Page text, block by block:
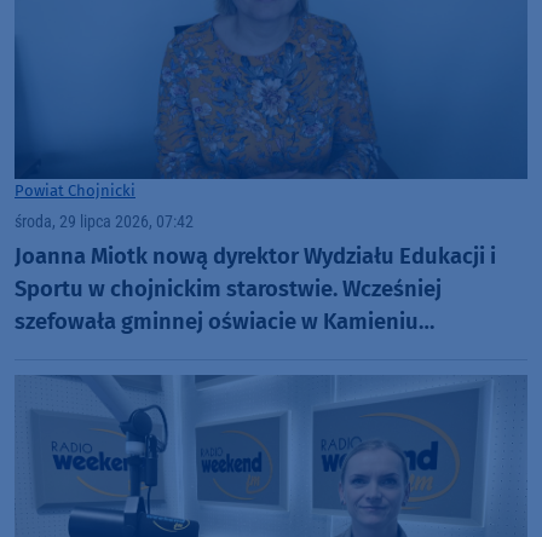
Powiat Chojnicki
środa, 29 lipca 2026, 07:42
Joanna Miotk nową dyrektor Wydziału Edukacji i
Sportu w chojnickim starostwie. Wcześniej
szefowała gminnej oświacie w Kamieniu